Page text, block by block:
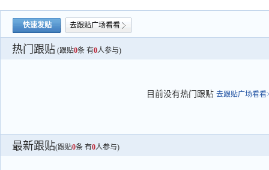
快速发贴 去跟贴广场看看
热门跟贴 (跟贴0条 有0人参与)
目前没有热门跟贴 去跟贴广场看看
最新跟贴(跟贴0条 有0人参与)